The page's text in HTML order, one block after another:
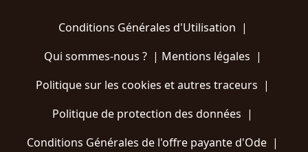
Conditions Générales d'Utilisation |
Qui sommes-nous ?| Mentions légales |
Politique sur les cookies et autres traceurs |
Politique de protection des données |
Conditions Générales de l'offre payante d'Ode |